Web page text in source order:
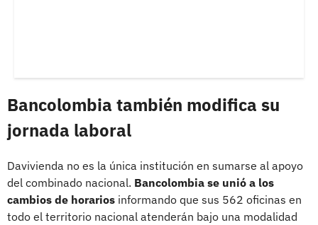
Bancolombia también modifica su
jornada laboral
Davivienda no es la única institución en sumarse al apoyo
del combinado nacional. Bancolombia se unió a los
cambios de horarios informando que sus 562 oficinas en
todo el territorio nacional atenderán bajo una modalidad